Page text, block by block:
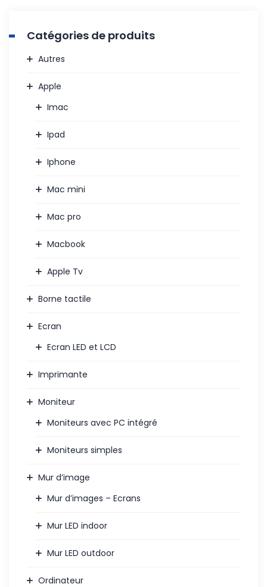
Catégories de produits
Autres
Apple
Imac
Ipad
Iphone
Mac mini
Mac pro
Macbook
Apple Tv
Borne tactile
Ecran
Ecran LED et LCD
Imprimante
Moniteur
Moniteurs avec PC intégré
Moniteurs simples
Mur d’image
Mur d’images – Ecrans
Mur LED indoor
Mur LED outdoor
Ordinateur